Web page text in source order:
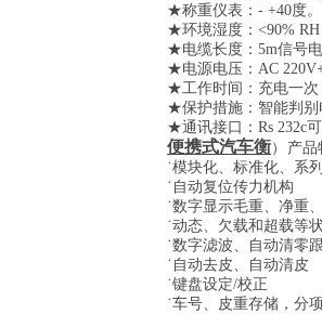
★称重仪表：- +40度。
★环境湿度：<90%
★电缆长度：5m信号
★电源电压：AC
★工作时间：充电一次
★保护措施：智能判别
★通讯接口：Rs 232c
便携式汽车衡） 产品
˙模块化、标准化、系
˙自动复位传力机构
˙数字显示毛重、净重
˙动态、欠载和超载等
˙数字滤波、自动清零
˙自动去皮、自动清皮
˙键盘设定/校正
˙车号、皮重存储，分